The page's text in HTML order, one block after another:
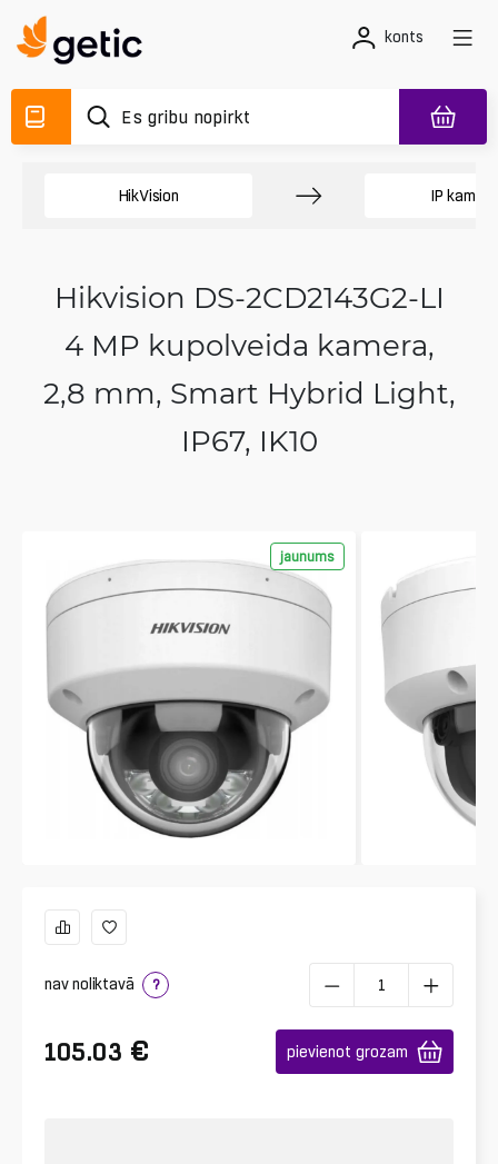
konts
HikVision IP
Hikvision DS-2CD2143G2-LI
4 MP kupolveida kamera,
2,8 mm, Smart Hybrid Light,
IP67, IK10
jaunums
nav noliktavā ?
105.03 € pievienot grozam